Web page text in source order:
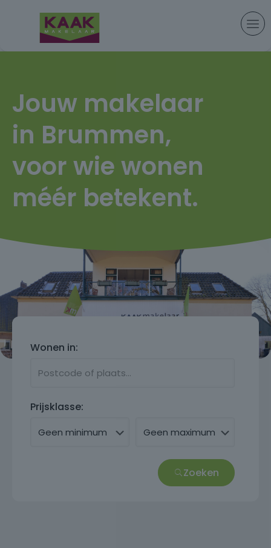
Jouw makelaar
in Brummen,
voor wie wonen
méér betekent.
Wonen in:
Prijsklasse:
Zoeken